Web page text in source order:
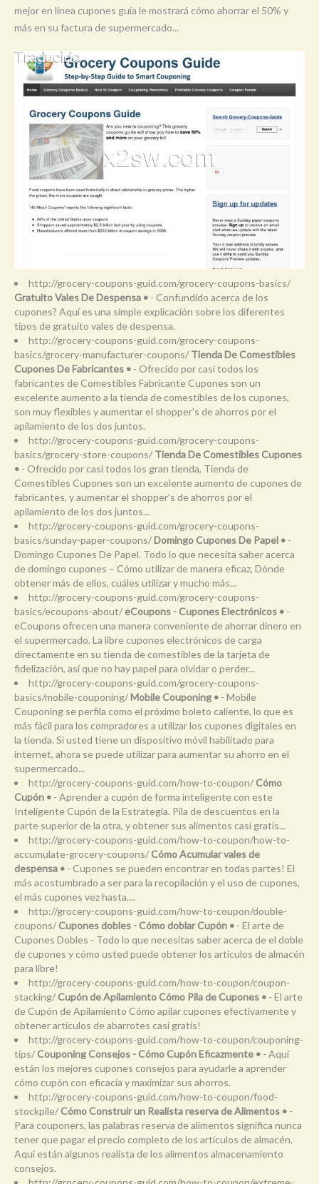
mejor en línea cupones guía le mostrará cómo ahorrar el 50% y
más en su factura de supermercado...
http://grocery-coupons-guid.com/grocery-coupons-basics/
Gratuito Vales De Despensa • - Confundido acerca de los
cupones? Aquí es una simple explicación sobre los diferentes
tipos de gratuito vales de despensa.
http://grocery-coupons-guid.com/grocery-coupons-
basics/grocery-manufacturer-coupons/ Tienda De Comestibles
Cupones De Fabricantes • - Ofrecido por casi todos los
fabricantes de Comestibles Fabricante Cupones son un
excelente aumento a la tienda de comestibles de los cupones,
son muy flexibles y aumentar el shopper's de ahorros por el
apilamiento de los dos juntos.
http://grocery-coupons-guid.com/grocery-coupons-
basics/grocery-store-coupons/ Tienda De Comestibles Cupones
• - Ofrecido por casi todos los gran tienda, Tienda de
Comestibles Cupones son un excelente aumento de cupones de
fabricantes, y aumentar el shopper's de ahorros por el
apilamiento de los dos juntos...
http://grocery-coupons-guid.com/grocery-coupons-
basics/sunday-paper-coupons/Domingo Cupones De Papel • -
Domingo Cupones De Papel. Todo lo que necesita saber acerca
de domingo cupones – Cómo utilizar de manera eficaz, Dónde
obtener más de ellos, cuáles utilizar y mucho más...
http://grocery-coupons-guid.com/grocery-coupons-
basics/ecoupons-about/ eCoupons - Cupones Electrónicos • -
eCoupons ofrecen una manera conveniente de ahorrar dinero en
el supermercado. La libre cupones electrónicos de carga
directamente en su tienda de comestibles de la tarjeta de
fidelización, así que no hay papel para olvidar o perder...
http://grocery-coupons-guid.com/grocery-coupons-
basics/mobile-couponing/Mobile Couponing • - Mobile
Couponing se perfila como el próximo boleto caliente, lo que es
más fácil para los compradores a utilizar los cupones digitales en
la tienda. Si usted tiene un dispositivo móvil habilitado para
internet, ahora se puede utilizar para aumentar su ahorro en el
supermercado...
http://grocery-coupons-guid.com/how-to-coupon/Cómo
Cupón • - Aprender a cupón de forma inteligente con este
Inteligente Cupón de la Estrategia. Pila de descuentos en la
parte superior de la otra, y obtener sus alimentos casi gratis...
http://grocery-coupons-guid.com/how-to-coupon/how-to-
accumulate-grocery-coupons/Cómo Acumular vales de
despensa • - Cupones se pueden encontrar en todas partes! El
más acostumbrado a ser para la recopilación y el uso de cupones,
el más cupones vez hasta....
http://grocery-coupons-guid.com/how-to-coupon/double-
coupons/Cupones dobles - Cómo doblar Cupón • - El arte de
Cupones Dobles - Todo lo que necesitas saber acerca de el doble
de cupones y cómo usted puede obtener los artículos de almacén
para libre!
http://grocery-coupons-guid.com/how-to-coupon/coupon-
stacking/Cupón de Apilamiento Cómo Pila de Cupones • - El arte
de Cupón de Apilamiento Cómo apilar cupones efectivamente y
obtener artículos de abarrotes casi gratis!
http://grocery-coupons-guid.com/how-to-coupon/couponing-
tips/Couponing Consejos - Cómo Cupón Eficazmente • - Aquí
están los mejores cupones consejos para ayudarle a aprender
cómo cupón con eficacia y maximizar sus ahorros.
http://grocery-coupons-guid.com/how-to-coupon/food-
stockpile/Cómo Construir un Realista reserva de Alimentos • -
Para couponers, las palabras reserva de alimentos significa nunca
tener que pagar el precio completo de los artículos de almacén.
Aquí están algunos realista de los alimentos almacenamiento
consejos.